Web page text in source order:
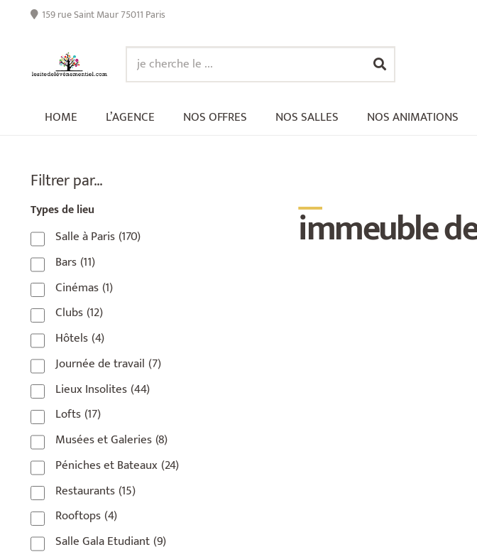
159 rue Saint Maur 75011 Paris
HOME L’AGENCE NOS OFFRES NOS SALLES NOS ANIMATIONS
__
immeuble
Filtrer par…
Types de lieu
Salle à Paris(170)
Bars(11)
Cinémas(1)
Clubs(12)
Hôtels(4)
Journée de travail (7)
Lieux Insolites(44)
Lofts(17)
Musées et Galeries(8)
Péniches et Bateaux(24)
Restaurants(15)
Rooftops(4)
Salle Gala Etudiant(9)